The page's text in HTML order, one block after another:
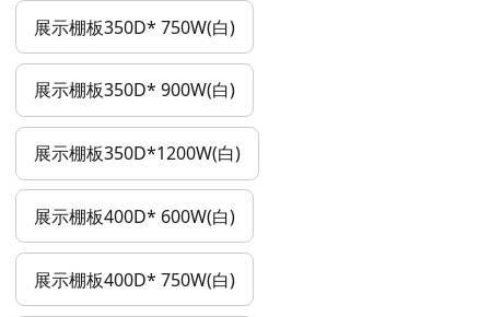
展示棚板350D* 750W(白)
展示棚板350D* 900W(白)
展示棚板350D*1200W(白)
展示棚板400D* 600W(白)
展示棚板400D* 750W(白)